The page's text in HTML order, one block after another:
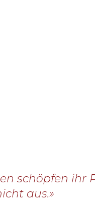
schöpfen ihr
aus.»